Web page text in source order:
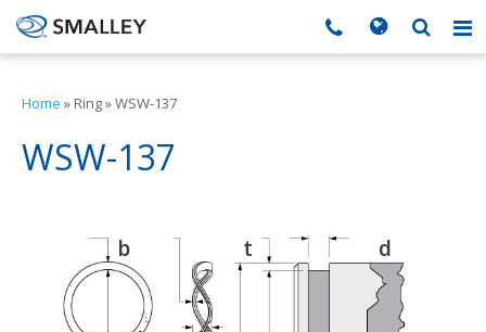
Search form
搜索
Home » Ring»WSW-137
WSW-137
b t d